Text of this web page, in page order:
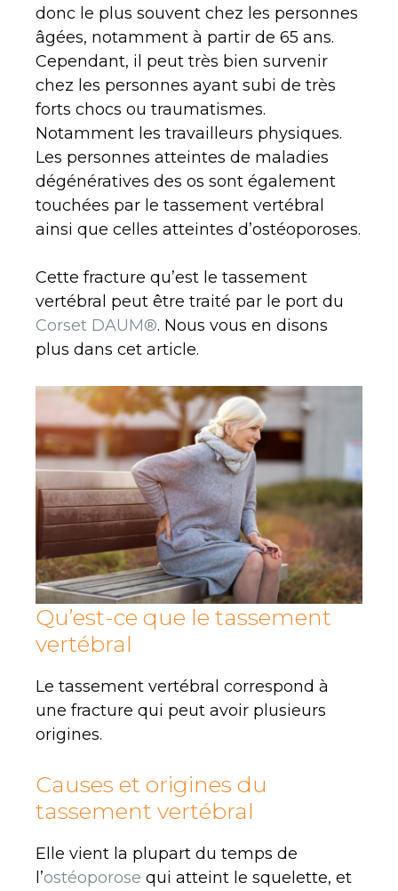
donc le plus souvent chez les personnes
âgées, notamment à partir de 65 ans.
Cependant, il peut très bien survenir
chez les personnes ayant subi de très
forts chocs ou traumatismes.
Notamment les travailleurs physiques.
Les personnes atteintes de maladies
dégénératives des os sont également
touchées par le tassement vertébral
ainsi que celles atteintes d’ostéoporoses.
Cette fracture qu’est le tassement
vertébral peut être traité par le port du
Corset DAUM®. Nous vous en disons
plus dans cet article.
Qu’est-ce que le tassement
vertébral
Le tassement vertébral correspond à
une fracture qui peut avoir plusieurs
origines.
Causes et origines du
tassement vertébral
Elle vient la plupart du temps de
l’ostéoporose qui atteint le squelette, et